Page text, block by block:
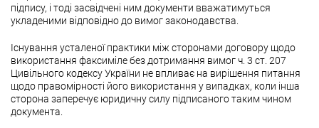
підпису, і тоді засвідчені ним документи вважатимуться
укладеними відповідно до вимог законодавства.
Існування усталеної практики між сторонами договору щодо
використання факсиміле без дотримання вимог ч. 3 ст. 207
Цивільного кодексу України не впливає на вирішення питання
щодо правомірності його використання у випадках, коли інша
сторона заперечує юридичну силу підписаного таким чином
документа.